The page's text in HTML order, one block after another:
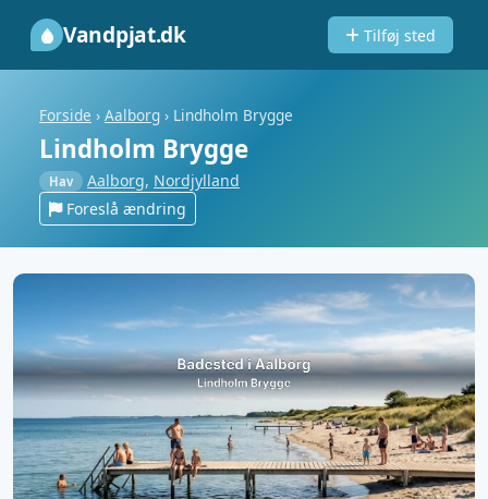
Vandpjat.dk Tilføj sted
Forside › Aalborg › Lindholm Brygge
Lindholm Brygge
Hav Aalborg, Nordjylland
Foreslå ændring